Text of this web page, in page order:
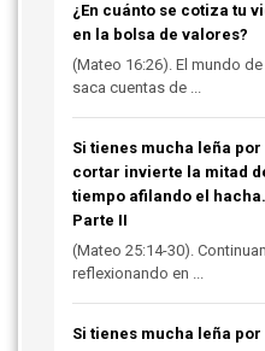
¿En cuánto se cotiza tu
en la bolsa de valores?
(Mateo 16:26). El mundo
saca cuentas de ...
Si tienes mucha leña por
cortar invierte la mitad
tiempo afilando el hacha.
Parte II
(Mateo 25:14-30).
reflexionando en ...
Si tienes mucha leña por